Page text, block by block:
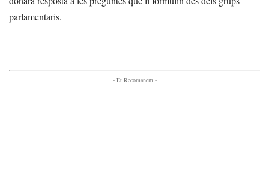
parlamentaris.
- Et Recomanem -